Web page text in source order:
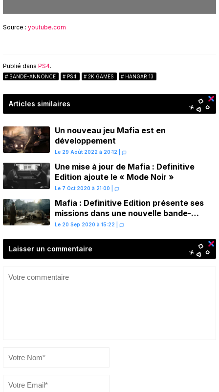
Source : youtube.com
Publié dans PS4.
BANDE-ANNONCE PS4 2K GAMES HANGAR 13
Articles similaires
Un nouveau jeu Mafia est en
développement
Le 29 Août 2022 à 20:12
Une mise à jour de Mafia : Definitive
Edition ajoute le « Mode Noir »
Le 7 Oct 2020 à 21:00
Mafia : Definitive Edition présente ses
missions dans une nouvelle bande-
annonce
Le 20 Sep 2020 à 15:22
Laisser un commentaire